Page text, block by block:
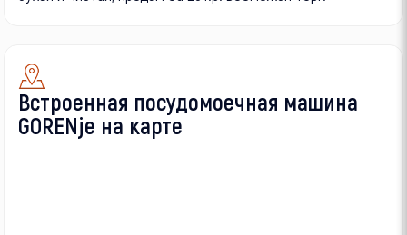
Встроенная посудомоечная машина
GORENje на карте